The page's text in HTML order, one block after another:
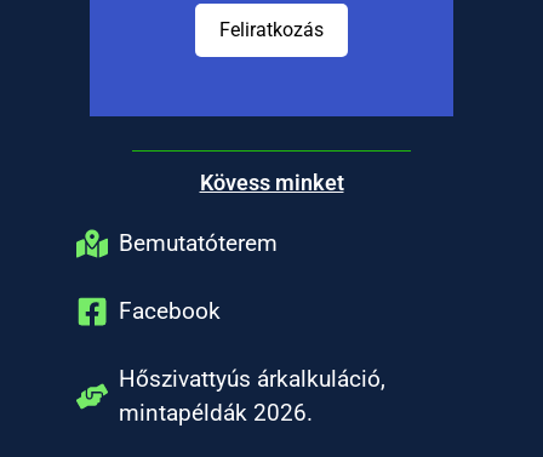
Feliratkozás
Kövess minket
Bemutatóterem
Facebook
Hőszivattyús árkalkuláció,
mintapéldák 2026.